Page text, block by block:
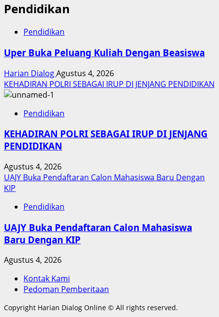
Pendidikan
Pendidikan
Uper Buka Peluang Kuliah Dengan Beasiswa
Harian DialogAgustus 4, 2026
KEHADIRAN POLRI SEBAGAI IRUP DI JENJANG PENDIDIKAN
Pendidikan
KEHADIRAN POLRI SEBAGAI IRUP DI JENJANG
PENDIDIKAN
Agustus 4, 2026
UAJY Buka Pendaftaran Calon Mahasiswa Baru Dengan
KIP
Pendidikan
UAJY Buka Pendaftaran Calon Mahasiswa
Baru Dengan KIP
Agustus 4, 2026
Kontak Kami
Pedoman Pemberitaan